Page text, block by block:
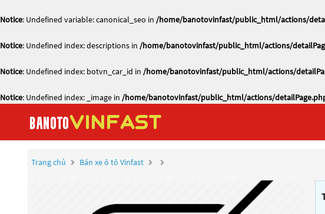
Notice: Undefined variable: canonical_seo in /home/banotovinfast/public_html/actions/
Notice: Undefined index: descriptions in /home/banotovinfast/public_html/actions/
Notice: Undefined index: botvn_car_id in /home/banotovinfast/public_html/actions/
Notice: Undefined index: _image in /home/banotovinfast/public_html/actions/
Trang chủ Bán xe ô tô Vinfast